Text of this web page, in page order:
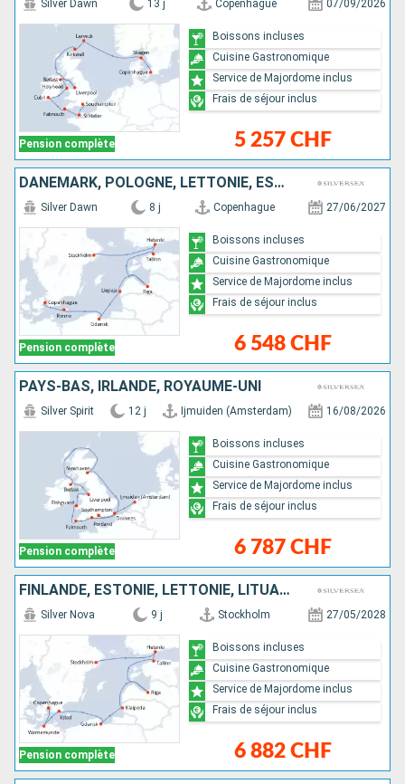
Pension complète
Silver Dawn 13 j Copenhague 07/09/2026
5 257 CHF
Boissons incluses
Cuisine Gastronomique
Service de Majordome inclus
Frais de séjour inclus
DANEMARK, POLOGNE, LETTONIE, ESTONIE, FINLANDE, SUÈDE
Pension complète
Silver Dawn 8 j Copenhague 27/06/2027
6 548 CHF
Boissons incluses
Cuisine Gastronomique
Service de Majordome inclus
Frais de séjour inclus
PAYS-BAS, IRLANDE, ROYAUME-UNI
Pension complète
Silver Spirit 12 j Ijmuiden (Amsterdam) 16/08/2026
6 787 CHF
Boissons incluses
Cuisine Gastronomique
Service de Majordome inclus
Frais de séjour inclus
FINLANDE, ESTONIE, LETTONIE, LITUANIE, POLOGNE, SUÈDE, ALLEMAGNE, DANEMARK
Pension complète
Silver Nova 9 j Stockholm 27/05/2028
6 882 CHF
Boissons incluses
Cuisine Gastronomique
Service de Majordome inclus
Frais de séjour inclus